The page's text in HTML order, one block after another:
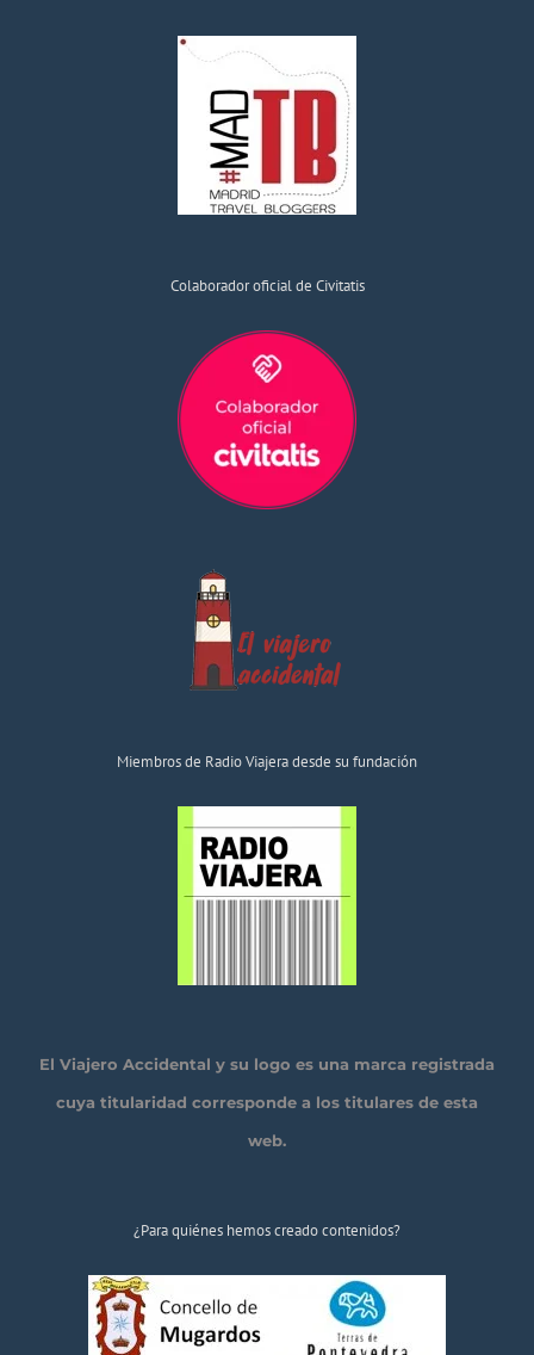
Colaborador oficial de Civitatis
Miembros de Radio Viajera desde su fundación
El Viajero Accidental y su logo es una marca registrada
cuya titularidad corresponde a los titulares de esta
web.
¿Para quiénes hemos creado contenidos?